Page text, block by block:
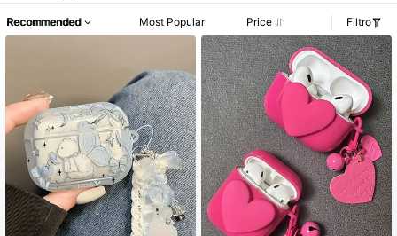
Recommended Most Popular Price Filtro